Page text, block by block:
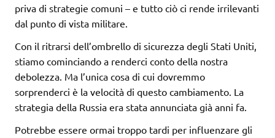
priva di strategie comuni – e tutto ciò ci rende irrilevanti
dal punto di vista militare.
Con il ritrarsi dell’ombrello di sicurezza degli Stati Uniti,
stiamo cominciando a renderci conto della nostra
debolezza. Ma l’unica cosa di cui dovremmo
sorprenderci è la velocità di questo cambiamento. La
strategia della Russia era stata annunciata già anni fa.
Potrebbe essere ormai troppo tardi per influenzare gli